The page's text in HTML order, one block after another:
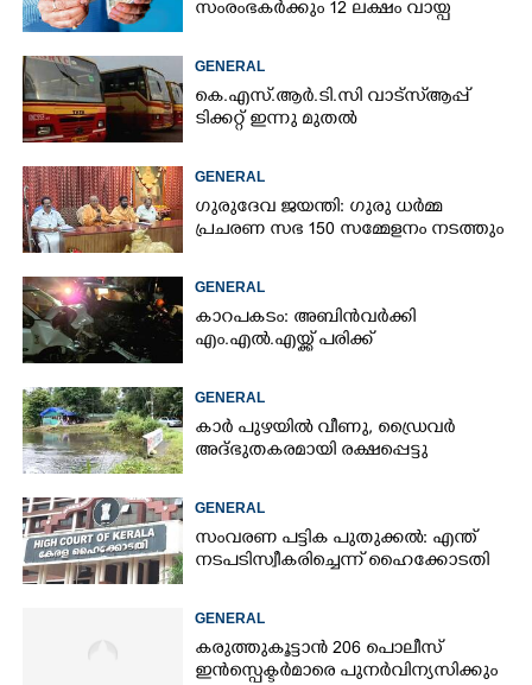
സംരംഭകർക്കും 12 ലക്ഷം വായ്പ
GENERAL
കെ.എസ്.ആർ.ടി.സി വാട്സ്ആപ്പ്
ടിക്കറ്റ് ഇന്നു മുതൽ
GENERAL
ഗുരുദേവ ജയന്തി: ഗുരു ധർമ്മ
പ്രചരണ സഭ 150 സമ്മേളനം നടത്തും
GENERAL
കാറപകടം: അബിൻവർക്കി
എം.എൽ.എയ്ക്ക് പരിക്ക്
GENERAL
കാർ പുഴയിൽ വീണു, ഡ്രെെവർ
അദ്ഭുതകരമായി രക്ഷപ്പെട്ടു
GENERAL
സംവരണ പട്ടിക പുതുക്കൽ: എന്ത്
നടപടി സ്വീകരിച്ചെന്ന് ഹൈക്കോടതി
GENERAL
കരുത്തുകൂട്ടാൻ 206 പൊലീസ്
ഇൻസ്പെക്ടർമാരെ പുനർവിന്യസിക്കും